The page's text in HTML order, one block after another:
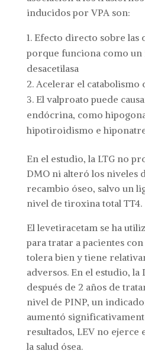
inducidos por VPA son:
Efecto directo sobre las
porque funciona como
desacetilasa
Acelerar el catabolismo
El valproato puede
endócrina, como
hipotiroidismo e
En el estudio, la LTG no
DMO ni alteró los niveles
recambio óseo, salvo un
nivel de tiroxina total TT4.
El levetiracetam se ha
para tratar a pacientes
tolera bien y tiene
adversos. En el estudio, la
después de 2 años de
nivel de PINP, un
aumentó
resultados, LEV no ejerce
la salud ósea.